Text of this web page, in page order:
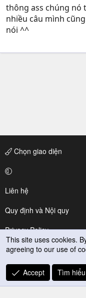
thông ass chúng nó
nhiều câu mình
nói ^^
Chọn giao diện
Liên hệ
Quy định và Nội quy
Privacy Policy
Trợ giúp
R
S
This site uses cookies.
agreeing to our use of
Accept Tìm